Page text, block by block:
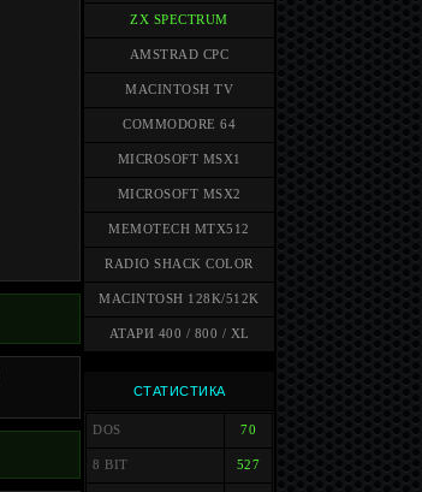
ZX SPECTRUM
AMSTRAD CPC
MACINTOSH TV
COMMODORE 64
MICROSOFT MSX1
MICROSOFT MSX2
MEMOTECH MTX512
RADIO SHACK COLOR
MACINTOSH 128K/512K
АТАРИ 400 / 800 / XL
СТАТИСТИКА
DOS 70
8 BIT 527